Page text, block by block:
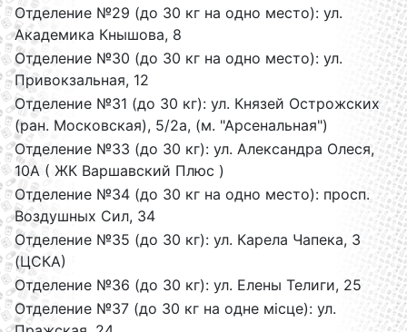
Отделение №29 (до 30 кг на одно место): ул.
Академика Кнышова, 8
Отделение №30 (до 30 кг на одно место): ул.
Привокзальная, 12
Отделение №31 (до 30 кг): ул. Князей Острожских
(ран. Московская), 5/2а, (м. "Арсенальная")
Отделение №33 (до 30 кг): ул. Александра Олеся,
10А ( ЖК Варшавский Плюс )
Отделение №34 (до 30 кг на одно место): просп.
Воздушных Сил, 34
Отделение №35 (до 30 кг): ул. Карела Чапека, 3
(ЦСКА)
Отделение №36 (до 30 кг): ул. Елены Телиги, 25
Отделение №37 (до 30 кг на одне місце): ул.